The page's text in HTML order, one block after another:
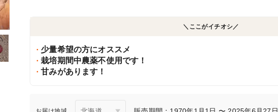
＼ここがイチオシ／
少量希望の方にオススメ
栽培期間中農薬不使用です！
甘みがあります！